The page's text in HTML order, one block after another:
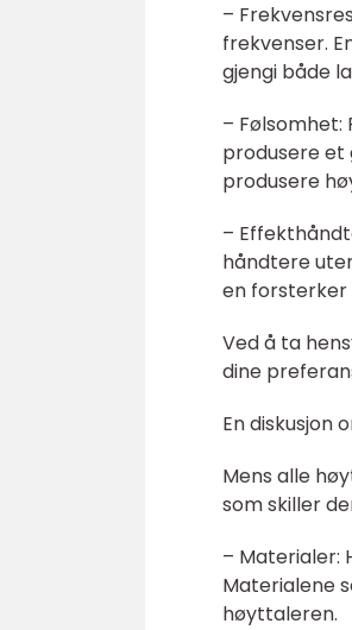
–
frekvenser.
gjengi både
–
produsere
produsere
–
håndtere
en forsterker
Ved å ta
dine
En diskusjon
Mens alle
som skiller
– Materialer:
Materialene
høyttaleren.